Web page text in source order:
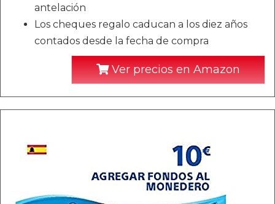
antelación
Los cheques regalo caducan a los diez años
contados desde la fecha de compra
Ver precios en Amazon